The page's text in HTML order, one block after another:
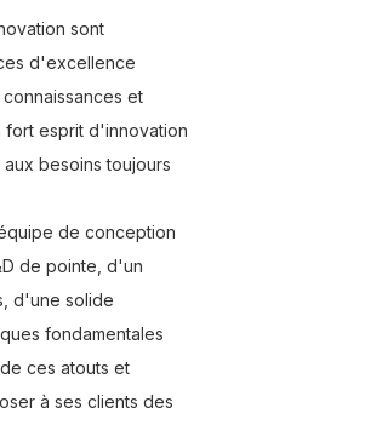
sont
d'excellence
et
fort esprit d'innovation
besoins toujours
de conception
de pointe, d'un
d'une solide
fondamentales
ces atouts et
à ses clients des